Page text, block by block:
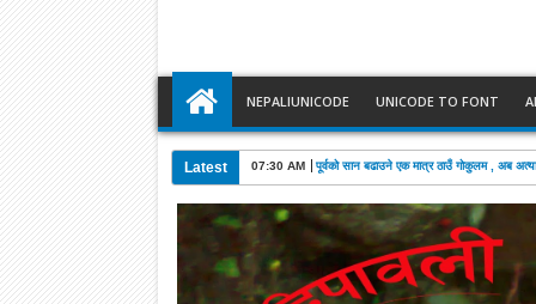
NEPALIUNICODE UNICODE TO FONT
Latest 03:28 AM खड्काको निधनमा कांग्रेसले पाँच दिन शोक मनाउने: